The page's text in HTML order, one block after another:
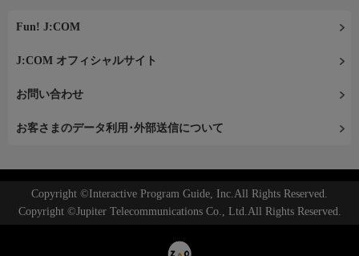
Fun! J:COM
J:COM オフィシャルサイト
お問い合わせ
お客さまのデータ利用･外部送信について
Copyright ©Interactive Program Guide, Inc.All Rights Reserved.
Copyright ©Jupiter Telecommunications Co., Ltd.All Rights Reserved.